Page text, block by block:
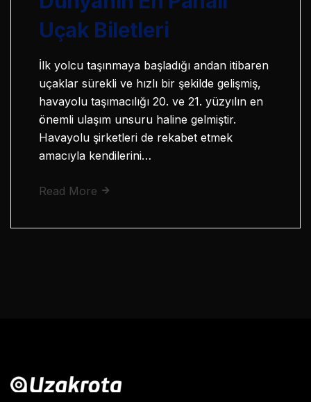
Uçak Biletleri
İlk yolcu taşınmaya başladığı andan itibaren
uçaklar sürekli ve hızlı bir şekilde gelişmiş,
havayolu taşımacılığı 20. ve 21. yüzyılın en
önemli ulaşım unsuru haline gelmiştir.
Havayolu şirketleri de rekabet etmek
amacıyla kendilerini…
Read More